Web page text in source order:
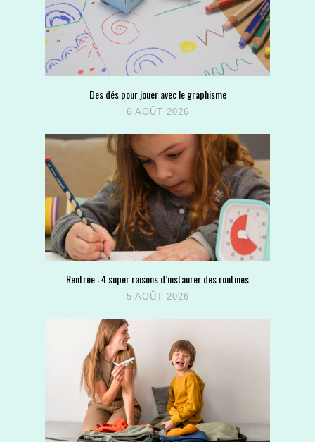
Des dés pour jouer avec le graphisme
6 AOÛT 2026
Rentrée : 4 super raisons d’instaurer des routines
5 AOÛT 2026